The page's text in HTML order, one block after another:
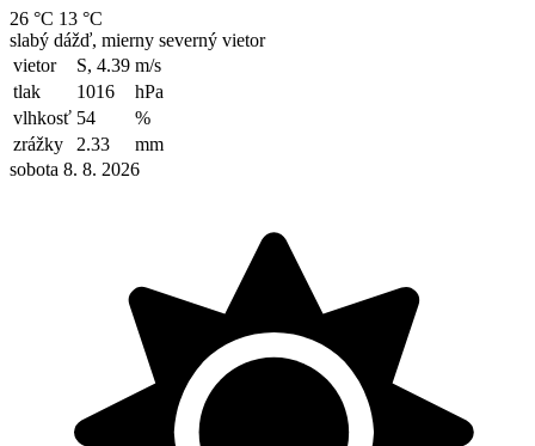
26 °C 13 °C
slabý dážď, mierny severný vietor
vietor
S, 4.39 m/s
tlak
1016
hPa
vlhkosť 54
%
zrážky
2.33
mm
sobota 8. 8. 2026